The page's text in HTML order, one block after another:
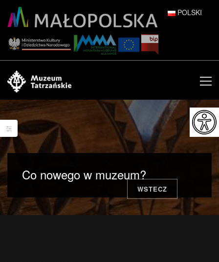
POLSKI
ENGLISH
ESPAÑOL
FRANÇAIS
ITALIANO
日本語
Co nowego w muzeum?
WSTECZ